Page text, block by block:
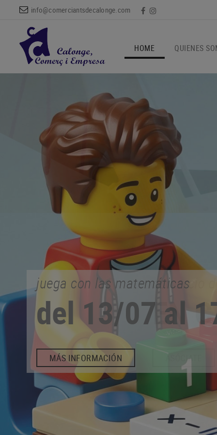
info@comerciantsdecalonge.com
HOME QUIENES
comercio de proximidad
EN CALONGE
ASÓCIATE